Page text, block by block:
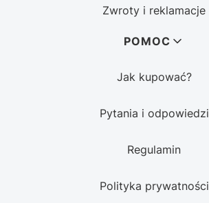
Zwroty i reklamacje
POMOC
Jak kupować?
Pytania i odpowiedzi
Regulamin
Polityka prywatności